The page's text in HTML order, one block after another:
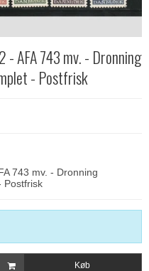
- AFA 743 mv. - Dronning
- Postfrisk
743 mv. - Dronning
Postfrisk
Køb